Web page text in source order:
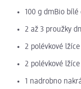
100 g dmBio bílé
2 až 3 proužky
2 polévkové
2 polévkové
1 nadrobno